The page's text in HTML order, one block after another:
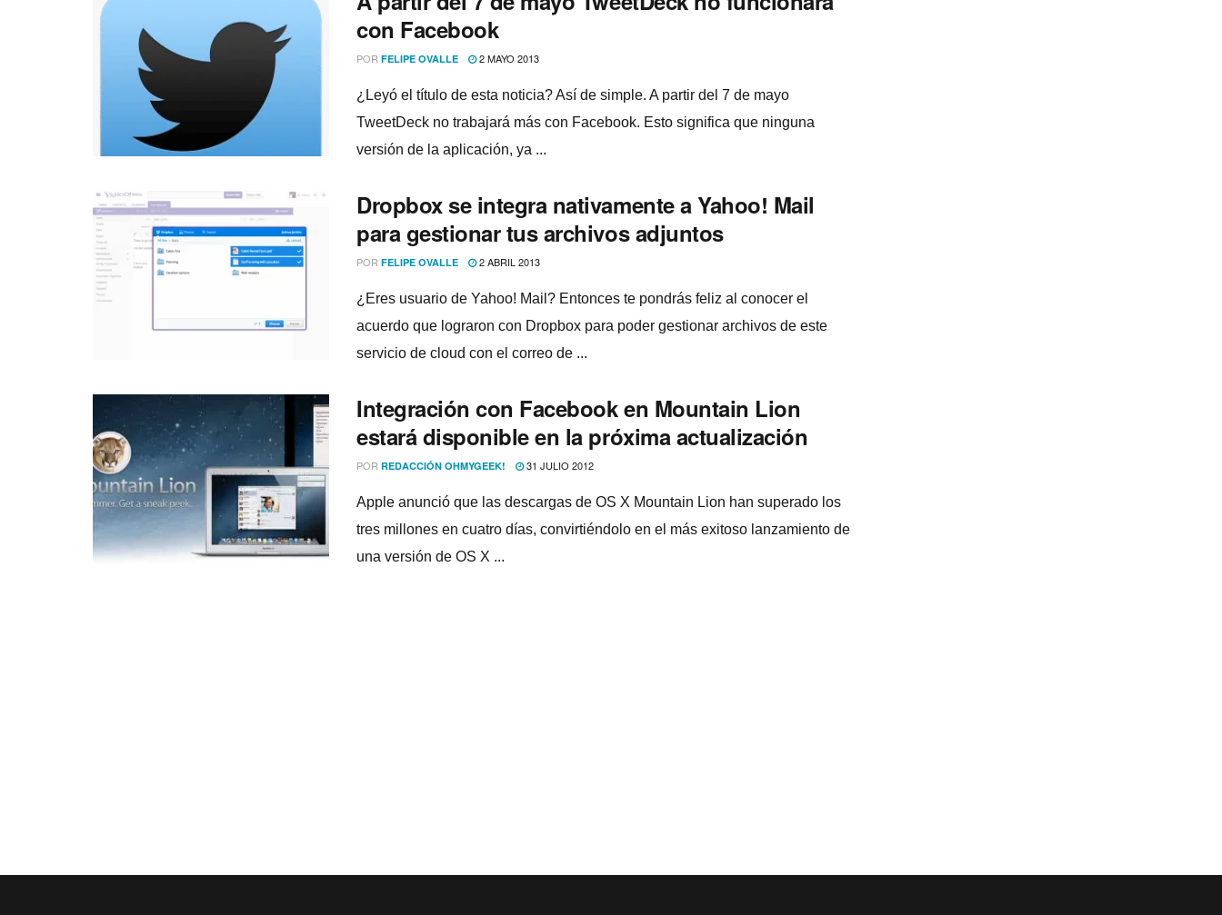
con Facebook
POR FELIPE OVALLE 2 MAYO 2013
¿Leyó el tí­tulo de esta noticia? Así­ de simple. A partir del 7 de mayo
TweetDeck no trabajará más con Facebook. Esto significa que ninguna
versión de la aplicación, ya ...
Dropbox se integra nativamente a Yahoo! Mail
para gestionar tus archivos adjuntos
POR FELIPE OVALLE 2 ABRIL 2013
¿Eres usuario de Yahoo! Mail? Entonces te pondrás feliz al conocer el
acuerdo que lograron con Dropbox para poder gestionar archivos de este
servicio de cloud con el correo de ...
Integración con Facebook en Mountain Lion
estará disponible en la próxima actualización
POR REDACCIÓN OHMYGEEK! 31 JULIO 2012
Apple anunció que las descargas de OS X Mountain Lion han superado los
tres millones en cuatro dí­as, convirtiéndolo en el más exitoso lanzamiento de
una versión de OS X ...